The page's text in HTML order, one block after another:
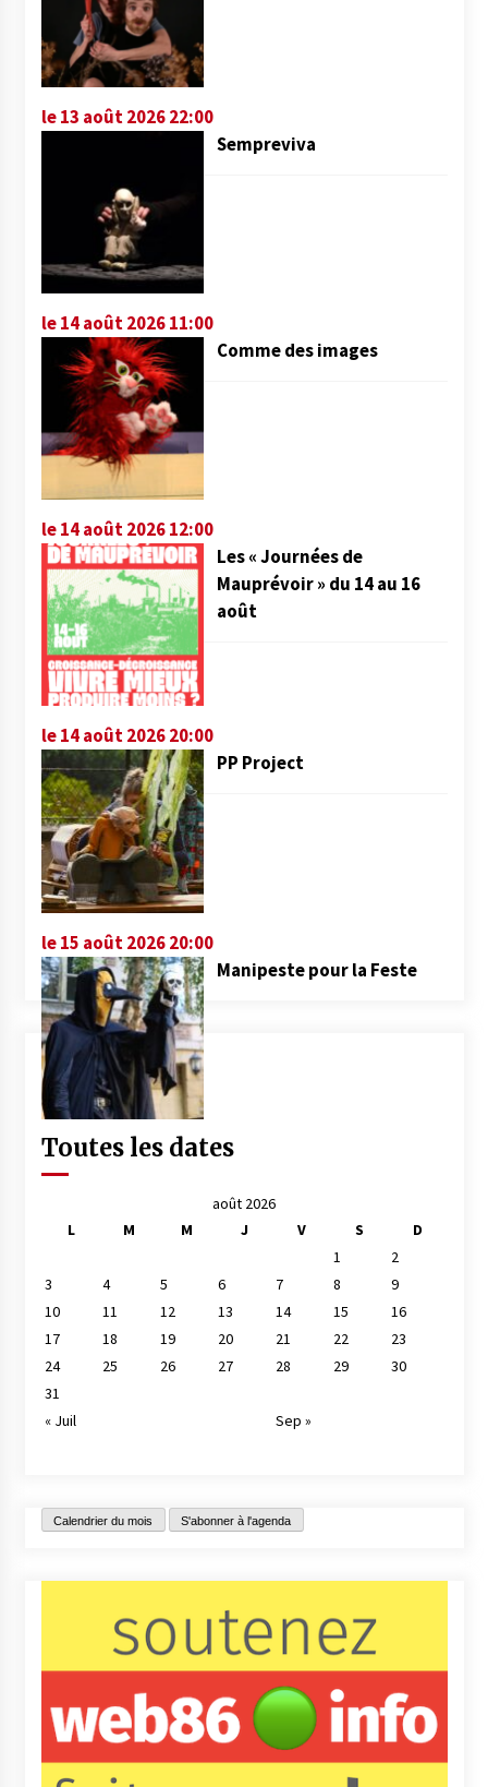
le 13 août 2026 22:00
Sempreviva
le 14 août 2026 11:00
Comme des images
le 14 août 2026 12:00
Les « Journées de
Mauprévoir » du 14 au 16
août
le 14 août 2026 20:00
PP Project
le 15 août 2026 20:00
Manipeste pour la Feste
Toutes les dates
août 2026
L
M M J V S
D
1
2
3
4 5 6 7 8
9
10
11 12 13 14 15
16
17
18 19 20 21 22
23
24
25 26 27 28 29
30
31
« Juil
Sep »
Calendrier du mois S'abonner à l'agenda